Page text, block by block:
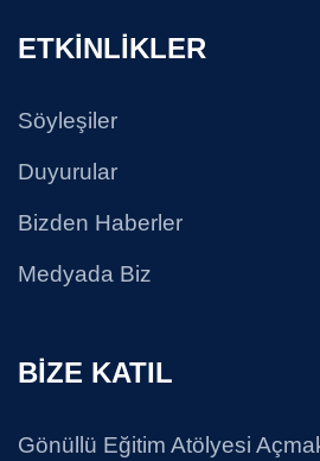
ETKİNLİKLER
Söyleşiler
Duyurular
Bizden Haberler
Medyada Biz
BİZE KATIL
Gönüllü Eğitim Atölyesi